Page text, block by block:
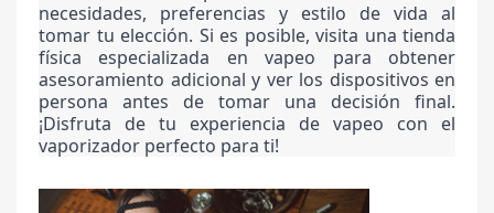
necesidades, preferencias y estilo de vida al
tomar tu elección. Si es posible, visita una tienda
física especializada en vapeo para obtener
asesoramiento adicional y ver los dispositivos en
persona antes de tomar una decisión final.
¡Disfruta de tu experiencia de vapeo con el
vaporizador perfecto para ti!